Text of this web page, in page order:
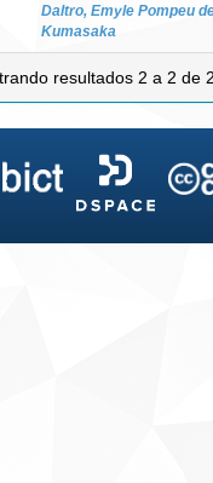
Daltro, Emyle Pompeu
Kumasaka
resultados 2 a 2 de 2